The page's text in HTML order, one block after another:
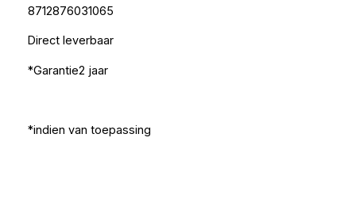
8712876031065
Direct leverbaar
*Garantie2 jaar
*indien van toepassing